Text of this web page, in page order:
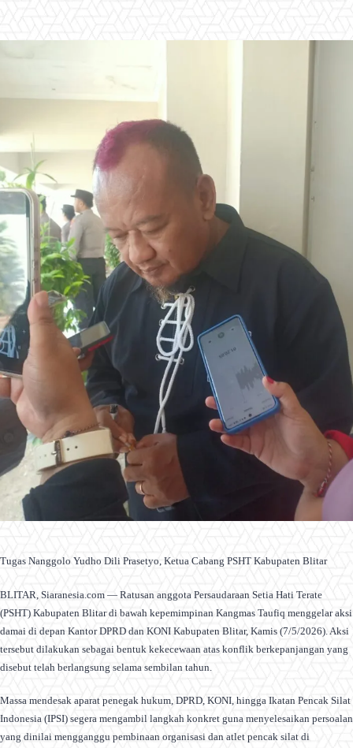
Tugas Nanggolo Yudho Dili Prasetyo, Ketua Cabang PSHT Kabupaten Blitar
BLITAR, Siaranesia.com — Ratusan anggota Persaudaraan Setia Hati Terate
(PSHT) Kabupaten Blitar di bawah kepemimpinan Kangmas Taufiq menggelar aksi
damai di depan Kantor DPRD dan KONI Kabupaten Blitar, Kamis (7/5/2026). Aksi
tersebut dilakukan sebagai bentuk kekecewaan atas konflik berkepanjangan yang
disebut telah berlangsung selama sembilan tahun.
Massa mendesak aparat penegak hukum, DPRD, KONI, hingga Ikatan Pencak Silat
Indonesia (IPSI) segera mengambil langkah konkret guna menyelesaikan persoalan
yang dinilai mengganggu pembinaan organisasi dan atlet pencak silat di